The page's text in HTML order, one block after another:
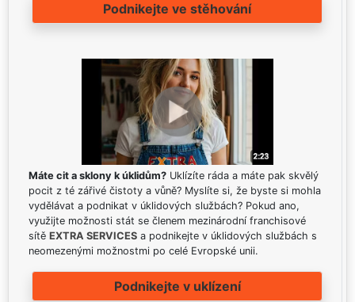
Podnikejte ve stěhování
Máte cit a sklony k úklidům? Uklízíte ráda a máte pak skvělý
pocit z té zářivé čistoty a vůně? Myslíte si, že byste si mohla
vydělávat a podnikat v úklidových službách? Pokud ano,
využijte možnosti stát se členem mezinárodní franchisové
sítě EXTRA SERVICES a podnikejte v úklidových službách s
neomezenými možnostmi po celé Evropské unii.
Podnikejte v uklízení